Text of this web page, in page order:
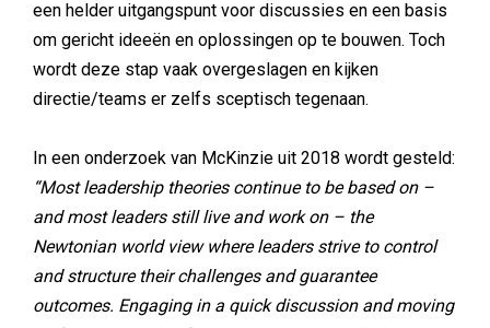
een helder uitgangspunt voor discussies en een basis
om gericht ideeën en oplossingen op te bouwen. Toch
wordt deze stap vaak overgeslagen en kijken
directie/teams er zelfs sceptisch tegenaan.
In een onderzoek van McKinzie uit 2018 wordt gesteld:
“Most leadership theories continue to be based on –
and most leaders still live and work on – the
Newtonian world view where leaders strive to control
and structure their challenges and guarantee
outcomes. Engaging in a quick discussion and moving